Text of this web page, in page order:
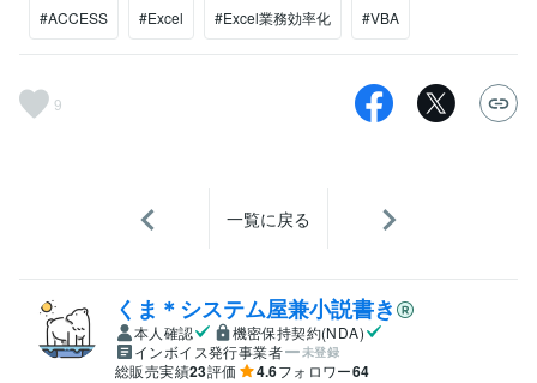
#ACCESS #Excel #Excel業務効率化 #VBA
9
一覧に戻る
くま＊システム屋兼小説書き
本人確認
機密保持契約(NDA)
インボイス発行事業者
未登録
総販売実績23評価 4.6フォロワー64